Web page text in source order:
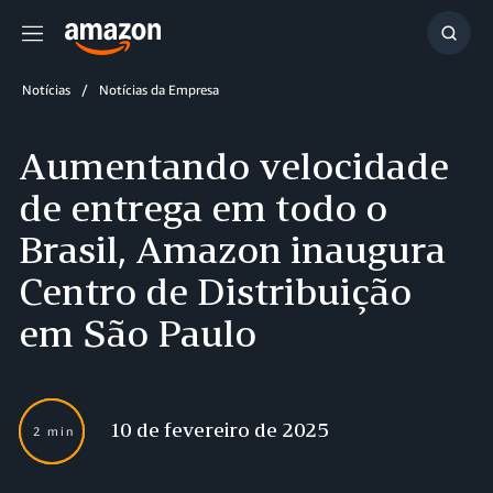
Menu
Notícias Notícias da Empresa
Aumentando velocidade
de entrega em todo o
Brasil, Amazon inaugura
Centro de Distribuição
em São Paulo
2 min 10 de fevereiro de 2025